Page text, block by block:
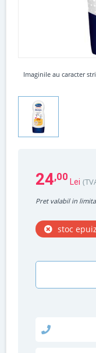
Imaginile au caracter
24,00 Lei
Pret valabil in
stoc